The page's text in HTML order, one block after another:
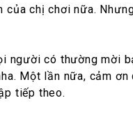
chị chơi nữa.
có thường mời
Một lần nữa, cảm
tiếp theo.